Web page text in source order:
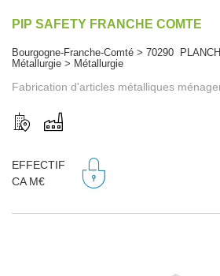
PIP SAFETY FRANCHE COMTE
Bourgogne-Franche-Comté > 70290
Métallurgie > Métallurgie
Fabrication d'articles métalliques
EFFECTIF
CA M€